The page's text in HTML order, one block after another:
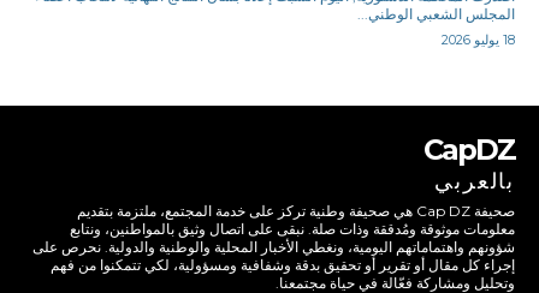
المجلس الشعبي الوطني...
18 يوليو 2026
CapDZ
بالعربي
صحيفة Cap DZ هي صحيفة وطنية تركز على خدمة المجتمع، ملتزمة بتقديم
معلومات موثوقة ومُدققة وذات صلة. نبقى على اتصال وثيق بالمواطنين، ونتابع
شؤونهم واهتماماتهم اليومية، ونغطي الأخبار المحلية والوطنية والدولية. نحرص على
إجراء كل مقال أو تقرير أو تحقيق بدقة وشفافية ومسؤولية، لكي تتمكنوا من فهم
وتحليل ومشاركة فعّالة في حياة مجتمعنا.